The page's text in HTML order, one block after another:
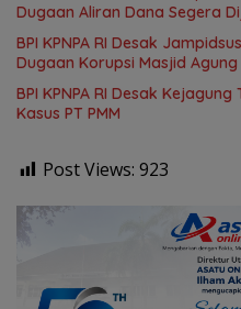
Dugaan Aliran Dana Segera
BPI KPNPA RI Desak
Dugaan Korupsi Masjid
BPI KPNPA RI Desak
Kasus PT PMM
Post Views: 923